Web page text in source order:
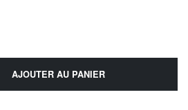
AJOUTER AU PANIER